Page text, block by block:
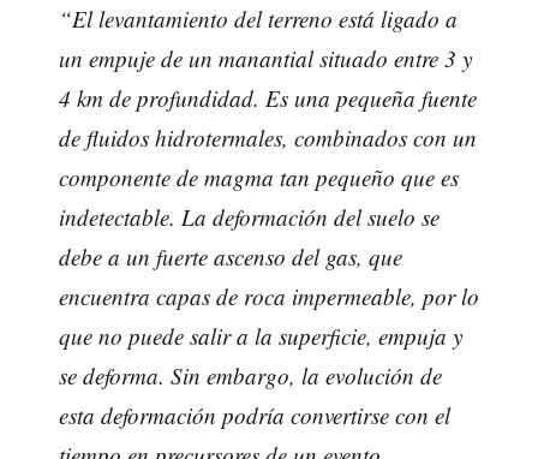
“El levantamiento del terreno está ligado a
un empuje de un manantial situado entre 3 y
4 km de profundidad. Es una pequeña fuente
de fluidos hidrotermales, combinados con un
componente de magma tan pequeño que es
indetectable. La deformación del suelo se
debe a un fuerte ascenso del gas, que
encuentra capas de roca impermeable, por lo
que no puede salir a la superficie, empuja y
se deforma. Sin embargo, la evolución de
esta deformación podría convertirse con el